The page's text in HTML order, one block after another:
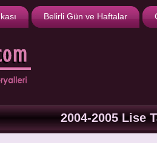
Belirli Gün ve Haftalar
2004-2005 Lise